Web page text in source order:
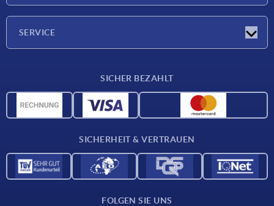
SERVICE
CAD-Daten
SICHER BEZAHLT
SICHERHEIT & VERTRAUEN
FOLGEN SIE UNS